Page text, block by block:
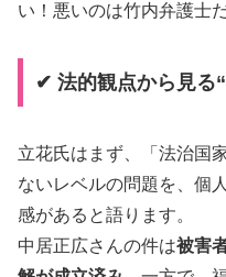
い！悪いのは竹内弁護士
✔ 法的観点から見る
立花氏はまず、「法治国
ないレベルの問題を、個
感があると語ります。
中居正広さんの件は被害